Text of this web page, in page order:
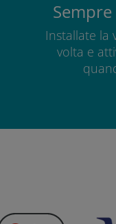
Installate la
volta e